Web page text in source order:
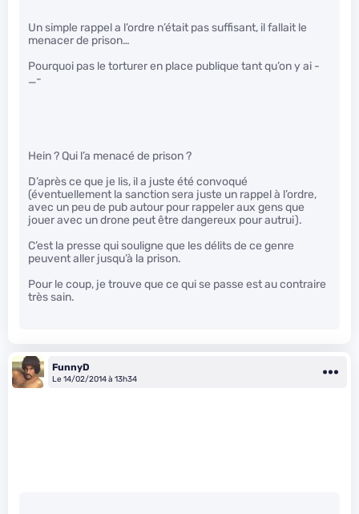
Un simple rappel a l’ordre n’était pas suffisant, il fallait le
menacer de prison…
Pourquoi pas le torturer en place publique tant qu’on y ai -
_-
Hein ? Qui l’a menacé de prison ?
D’après ce que je lis, il a juste été convoqué
(éventuellement la sanction sera juste un rappel à l’ordre,
avec un peu de pub autour pour rappeler aux gens que
jouer avec un drone peut être dangereux pour autrui).
C’est la presse qui souligne que les délits de ce genre
peuvent aller jusqu’à la prison.
Pour le coup, je trouve que ce qui se passe est au contraire
très sain.
FunnyD
Le 14/02/2014 à 13h34